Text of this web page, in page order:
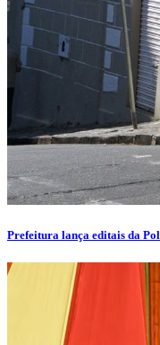
Prefeitura lança editais da